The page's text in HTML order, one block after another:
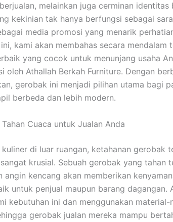
melainkan juga cerminan identitas
kekinian tak hanya berfungsi sebagai
media promosi yang menarik
kami akan membahas secara mendalam
yang cocok untuk menunjang usaha
oleh Athallah Berkah Furniture. Dengan
gerobak ini menjadi pilihan utama bagi
berbeda dan lebih modern.
Cuaca untuk Jualan Anda
kuliner di luar ruangan, ketahanan gerobak
krusial. Sebuah gerobak yang tahan
angin kencang akan memberikan
untuk penjual maupun barang dagangan.
kebutuhan ini dan menggunakan material-
gerobak jualan mereka mampu